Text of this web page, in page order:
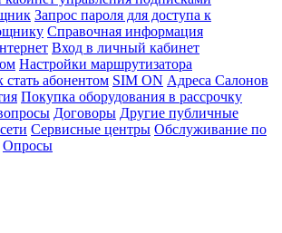
Запрос пароля для доступа к
Справочная информация
Вход в личный кабинет
Настройки маршрутизатора
стать абонентом SIM ON Адреса Салонов
Покупка оборудования в рассрочку
Договоры Другие публичные
Сервисные центры Обслуживание по
Опросы